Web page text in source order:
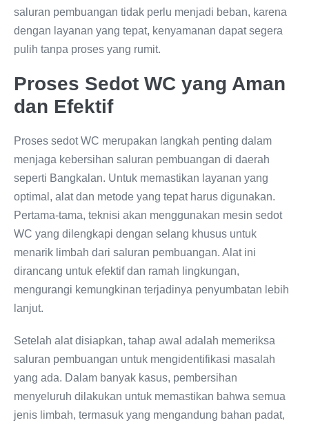
saluran pembuangan tidak perlu menjadi beban, karena
dengan layanan yang tepat, kenyamanan dapat segera
pulih tanpa proses yang rumit.
Proses Sedot WC yang Aman
dan Efektif
Proses sedot WC merupakan langkah penting dalam
menjaga kebersihan saluran pembuangan di daerah
seperti Bangkalan. Untuk memastikan layanan yang
optimal, alat dan metode yang tepat harus digunakan.
Pertama-tama, teknisi akan menggunakan mesin sedot
WC yang dilengkapi dengan selang khusus untuk
menarik limbah dari saluran pembuangan. Alat ini
dirancang untuk efektif dan ramah lingkungan,
mengurangi kemungkinan terjadinya penyumbatan lebih
lanjut.
Setelah alat disiapkan, tahap awal adalah memeriksa
saluran pembuangan untuk mengidentifikasi masalah
yang ada. Dalam banyak kasus, pembersihan
menyeluruh dilakukan untuk memastikan bahwa semua
jenis limbah, termasuk yang mengandung bahan padat,